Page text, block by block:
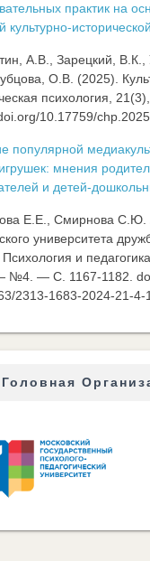
практик на
культурно-
А.В., Зарецкий, В.К.,
О.В. (2025).
психология,
10.17759/
популярной
мнения
и детей-
Е.Е., Смирнова С.Ю.
университета
и
№4. — C. 1167-1182.
2313-1683-2024-21-4-
Головная